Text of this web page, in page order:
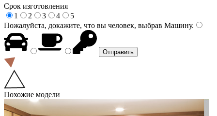
Срок изготовления
1
2 3 4
5
Пожалуйста, докажите, что вы человек, выбрав Машину.
Похожие модели